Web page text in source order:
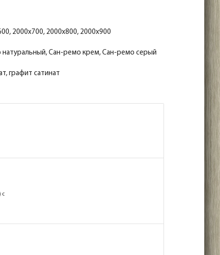
2000x700, 2000x800, 2000x900
Сан-ремо крем, Сан-ремо серый
графит сатинат
с